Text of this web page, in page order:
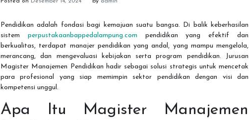
Pendidikan adalah fondasi bagi kemajuan suatu bangsa. Di balik keberhasilan
sistem perpustakaanbappedalampung.com pendidikan yang efektif dan
berkualitas, terdapat manajer pendidikan yang andal, yang mampu mengelola,
merancang, dan mengevaluasi kebijakan serta program pendidikan. Jurusan
Magister Manajemen Pendidikan hadir sebagai solusi strategis untuk mencetak
para profesional yang siap memimpin sektor pendidikan dengan visi dan
kompetensi unggul.
Apa Itu Magister Manajemen